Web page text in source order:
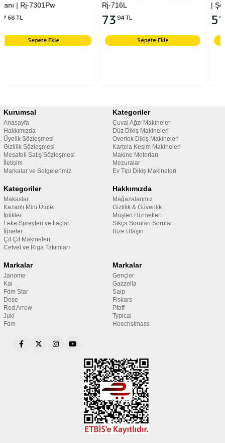
Rj-716L
Sepete Ekle Sepete Ekle
Kurumsal
Anasayfa
Hakkımızda
Üyelik Sözleşmesi
Gizlilik Sözleşmesi
Mesafeli Satış Sözleşmesi
İletişim
Markalar ve Belgelerimiz
Kategoriler
Çuval Ağzı Makineler
Düz Dikiş Makineleri
Overlok Dikiş Makineleri
Kartela Kesim Makineleri
Makine Motorları
Mezuralar
Ev Tipi Dikiş Makineleri
Kategoriler
Makaslar
Kazanlı Mini Ütüler
İplikler
Leke Spreyleri ve İlaçlar
İğneler
Çıt Çıt Makineleri
Cetvel ve Riga Takımları
Hakkımızda
Mağazalarımız
Gizlilik & Güvenlik
Müşteri Hizmetleri
Sıkça Sorulan Sorular
Bize Ulaşın
Markalar
Janome
Kai
Fdm Star
Dose
Red Arrow
Juki
Fdm
Markalar
Gençler
Gazzella
Saip
Fiskars
Pfaff
Typical
Hoechstmass